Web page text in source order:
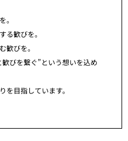
。
る歓びを。
歓びを。
びを繋ぐ”という想いを込め
を目指しています。